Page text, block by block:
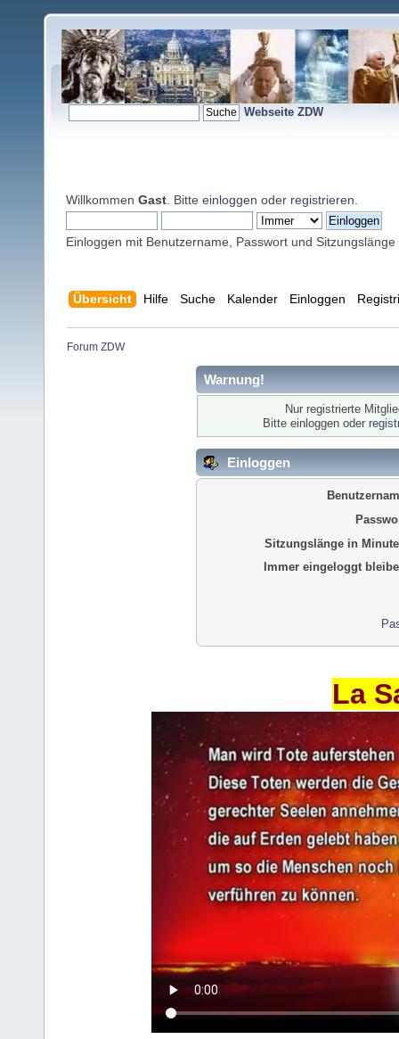
Webseite ZDW
Willkommen Gast . Bitte einloggen oder registrieren
Einloggen mit Benutzername, Passwort und Sitzungslänge
Übersicht Hilfe Suche Kalender Einloggen
Forum ZDW
Warnung!
Nur registrierte
Bitte einloggen oder
Einloggen
Sitzungslänge in
Immer eingeloggt
La